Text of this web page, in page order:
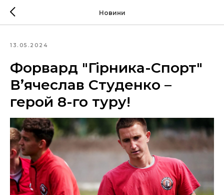
Новини
13.05.2024
Форвард "Гірника-Спорт"
В’ячеслав Студенко –
герой 8-го туру!